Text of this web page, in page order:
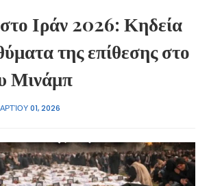
Ιράν 2026: Κηδεία
της επίθεσης στο
Μινάμπ
01, 2026